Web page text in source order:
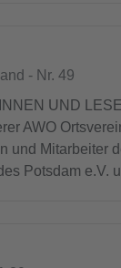
- Nr. 49
UND
AWO
und Mitarbeiter
Potsdam e.V.